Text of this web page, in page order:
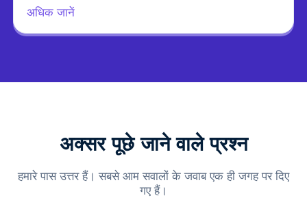
अधिक जानें
अक्सर पूछे जाने वाले प्रश्न
हमारे पास उत्तर हैं। सबसे आम सवालों के जवाब एक ही जगह पर दिए
गए हैं।